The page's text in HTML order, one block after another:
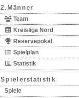
2.Männer
Team
Kreisliga Nord
Reservepokal
Spielplan
Statistik
Spielerstatistik
Spiele